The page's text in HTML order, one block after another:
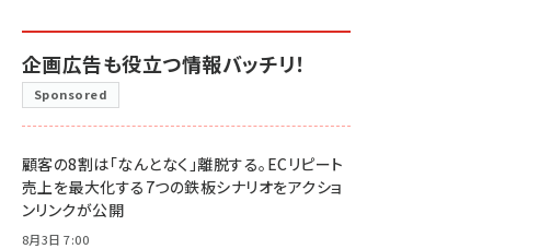
企画広告も役立つ情報バッチリ！
Sponsored
顧客の8割は「なんとなく」離脱する。ECリピート
売上を最大化する7つの鉄板シナリオをアクショ
ンリンクが公開
8月3日 7:00